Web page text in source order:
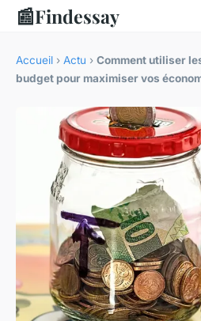
📰Findessay
Accueil › Actu › Comment utiliser
budget pour maximiser vos